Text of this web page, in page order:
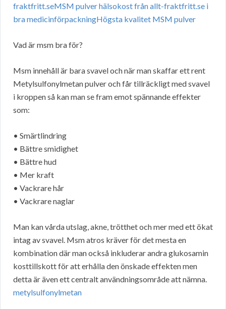
Vad är msm bra för?
Msm innehåll är bara svavel och när man skaffar ett rent
Metylsulfonylmetan pulver och får tillräckligt med svavel
i kroppen så kan man se fram emot spännande effekter
som:
• Smärtlindring
• Bättre smidighet
• Bättre hud
• Mer kraft
• Vackrare hår
• Vackrare naglar
Man kan vårda utslag, akne, trötthet och mer med ett ökat
intag av svavel. Msm atros kräver för det mesta en
kombination där man också inkluderar andra glukosamin
kosttillskott för att erhålla den önskade effekten men
detta är även ett centralt användningsområde att nämna.
metylsulfonylmetan